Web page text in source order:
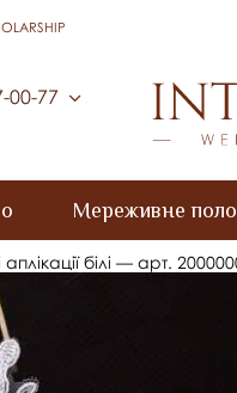
00-77
Мереживне
аплікації білі — арт.